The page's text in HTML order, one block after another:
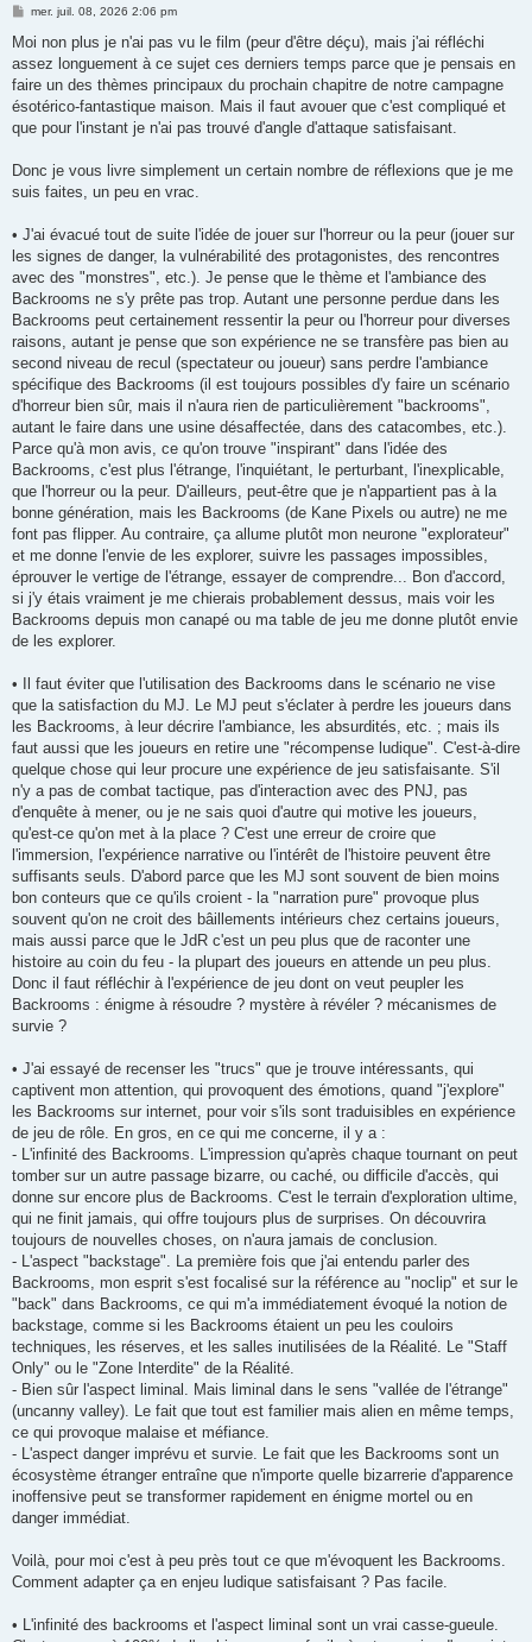
M
s
a
g
mer. juil. 08, 2026 2:06 pm
Moi non plus je n'ai pas vu le film (peur d'être déçu), mais j'ai réfléchi
assez longuement à ce sujet ces derniers temps parce que je pensais en
faire un des thèmes principaux du prochain chapitre de notre campagne
ésotérico-fantastique maison. Mais il faut avouer que c'est compliqué et
que pour l'instant je n'ai pas trouvé d'angle d'attaque satisfaisant.
Donc je vous livre simplement un certain nombre de réflexions que je me
suis faites, un peu en vrac.
• J'ai évacué tout de suite l'idée de jouer sur l'horreur ou la peur (jouer sur
les signes de danger, la vulnérabilité des protagonistes, des rencontres
avec des "monstres", etc.). Je pense que le thème et l'ambiance des
Backrooms ne s'y prête pas trop. Autant une personne perdue dans les
Backrooms peut certainement ressentir la peur ou l'horreur pour diverses
raisons, autant je pense que son expérience ne se transfère pas bien au
second niveau de recul (spectateur ou joueur) sans perdre l'ambiance
spécifique des Backrooms (il est toujours possibles d'y faire un scénario
d'horreur bien sûr, mais il n'aura rien de particulièrement "backrooms",
autant le faire dans une usine désaffectée, dans des catacombes, etc.).
Parce qu'à mon avis, ce qu'on trouve "inspirant" dans l'idée des
Backrooms, c'est plus l'étrange, l'inquiétant, le perturbant, l'inexplicable,
que l'horreur ou la peur. D'ailleurs, peut-être que je n'appartient pas à la
bonne génération, mais les Backrooms (de Kane Pixels ou autre) ne me
font pas flipper. Au contraire, ça allume plutôt mon neurone "explorateur"
et me donne l'envie de les explorer, suivre les passages impossibles,
éprouver le vertige de l'étrange, essayer de comprendre... Bon d'accord,
si j'y étais vraiment je me chierais probablement dessus, mais voir les
Backrooms depuis mon canapé ou ma table de jeu me donne plutôt envie
de les explorer.
• Il faut éviter que l'utilisation des Backrooms dans le scénario ne vise
que la satisfaction du MJ. Le MJ peut s'éclater à perdre les joueurs dans
les Backrooms, à leur décrire l'ambiance, les absurdités, etc. ; mais ils
faut aussi que les joueurs en retire une "récompense ludique". C'est-à-dire
quelque chose qui leur procure une expérience de jeu satisfaisante. S'il
n'y a pas de combat tactique, pas d'interaction avec des PNJ, pas
d'enquête à mener, ou je ne sais quoi d'autre qui motive les joueurs,
qu'est-ce qu'on met à la place ? C'est une erreur de croire que
l'immersion, l'expérience narrative ou l'intérêt de l'histoire peuvent être
suffisants seuls. D'abord parce que les MJ sont souvent de bien moins
bon conteurs que ce qu'ils croient - la "narration pure" provoque plus
souvent qu'on ne croit des bâillements intérieurs chez certains joueurs,
mais aussi parce que le JdR c'est un peu plus que de raconter une
histoire au coin du feu - la plupart des joueurs en attende un peu plus.
Donc il faut réfléchir à l'expérience de jeu dont on veut peupler les
Backrooms : énigme à résoudre ? mystère à révéler ? mécanismes de
survie ?
• J'ai essayé de recenser les "trucs" que je trouve intéressants, qui
captivent mon attention, qui provoquent des émotions, quand "j'explore"
les Backrooms sur internet, pour voir s'ils sont traduisibles en expérience
de jeu de rôle. En gros, en ce qui me concerne, il y a :
- L'infinité des Backrooms. L'impression qu'après chaque tournant on peut
tomber sur un autre passage bizarre, ou caché, ou difficile d'accès, qui
donne sur encore plus de Backrooms. C'est le terrain d'exploration ultime,
qui ne finit jamais, qui offre toujours plus de surprises. On découvrira
toujours de nouvelles choses, on n'aura jamais de conclusion.
- L'aspect "backstage". La première fois que j'ai entendu parler des
Backrooms, mon esprit s'est focalisé sur la référence au "noclip" et sur le
"back" dans Backrooms, ce qui m'a immédiatement évoqué la notion de
backstage, comme si les Backrooms étaient un peu les couloirs
techniques, les réserves, et les salles inutilisées de la Réalité. Le "Staff
Only" ou le "Zone Interdite" de la Réalité.
- Bien sûr l'aspect liminal. Mais liminal dans le sens "vallée de l'étrange"
(uncanny valley). Le fait que tout est familier mais alien en même temps,
ce qui provoque malaise et méfiance.
- L'aspect danger imprévu et survie. Le fait que les Backrooms sont un
écosystème étranger entraîne que n'importe quelle bizarrerie d'apparence
inoffensive peut se transformer rapidement en énigme mortel ou en
danger immédiat.
Voilà, pour moi c'est à peu près tout ce que m'évoquent les Backrooms.
Comment adapter ça en enjeu ludique satisfaisant ? Pas facile.
• L'infinité des backrooms et l'aspect liminal sont un vrai casse-gueule.